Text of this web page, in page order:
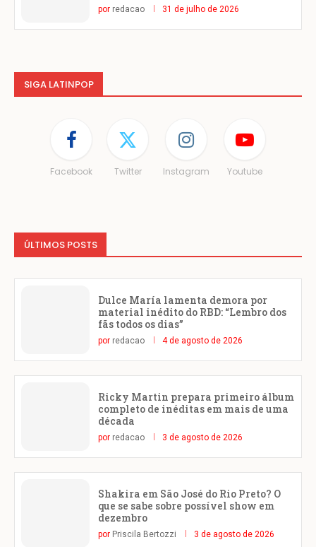
por redacao 31 de julho de 2026
SIGA LATINPOP
Facebook Twitter Instagram Youtube
ÚLTIMOS POSTS
Dulce María lamenta demora por
material inédito do RBD: “Lembro dos
fãs todos os dias”
por redacao 4 de agosto de 2026
Ricky Martin prepara primeiro álbum
completo de inéditas em mais de uma
década
por redacao 3 de agosto de 2026
Shakira em São José do Rio Preto? O
que se sabe sobre possível show em
dezembro
por Priscila Bertozzi 3 de agosto de 2026